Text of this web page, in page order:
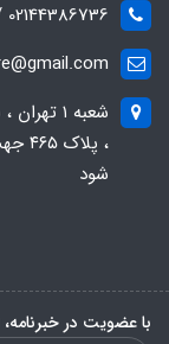
02144386736 / 09195222208
شعبه ۱
،
شود
با عضویت در